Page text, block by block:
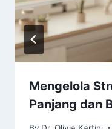
Mengelola
Panjang dan